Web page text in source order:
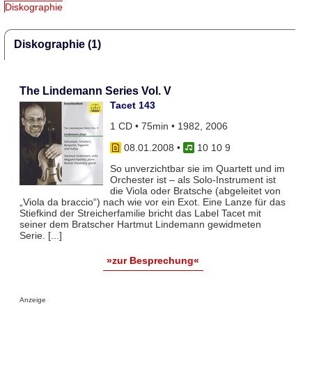
Diskographie
Diskographie (1)
The Lindemann Series Vol. V
Tacet 143
1 CD • 75min • 1982, 2006
08.01.2008 •
10 10 9
So unverzichtbar sie im Quartett und im
Orchester ist – als Solo-Instrument ist
die Viola oder Bratsche (abgeleitet von
„Viola da braccio“) nach wie vor ein Exot. Eine Lanze für das
Stiefkind der Streicherfamilie bricht das Label Tacet mit
seiner dem Bratscher Hartmut Lindemann gewidmeten
Serie. [...]
»zur Besprechung«
Anzeige